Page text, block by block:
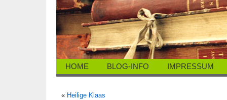
HOME BLOG-INFO IMPRESSUM
« Heilige Klaas